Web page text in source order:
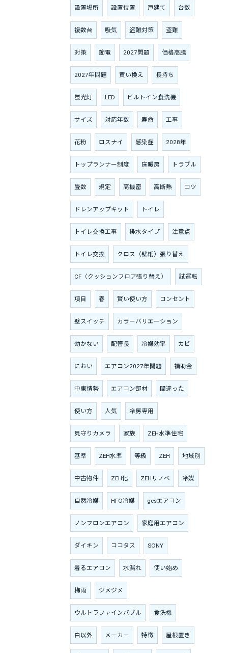
設置場所 設置位置 戸建て 台数
複数台 吸気 盗難対策 盗難
対策 節電 2027問題 価格高騰
2027年問題 買い換え 長持ち
蛍光灯 LED ビルトイン食洗機
サイズ 対応年数 寿命 工事
花粉 ロスナイ 感染症 2028年
トップランナー制度 床暖房 トラブル
畳数 規定 高機密 高断熱 コツ
ドレンアップキット トイレ
トイレ交換工事 排水タイプ 注意点
トイレ交換 クロス（壁紙）張り替え
CF（クッションフロア張り替え） 試運転
項目 春 賢い使い方 コンセント
壁スイッチ カラーバリエーション
効かない 配管長 冷媒効率 カビ
におい エアコン2027年問題 補助金
中東情勢 エアコン部材 間違った
使い方 人気 冷房専用
見守りカメラ 家族 ZEH水準住宅
基準 ZEH水準 等級 ZEH 地域別
中古物件 ZEH化 ZEHリノベ 冷媒
自然冷媒 HFO冷媒 gesエアコン
ノンフロンエアコン 家庭用エアコン
ダイキン ココタス SONY
着るエアコン 水漏れ 使い始め
梅雨 ジメジメ
ウルトラファインバブル 食洗機
白以外 メーカー 特徴 屋根置き